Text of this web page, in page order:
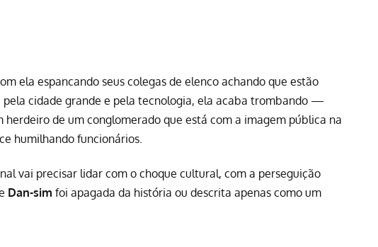
ela espancando seus colegas de elenco achando que estão
cidade grande e pela tecnologia, ela acaba trombando —
herdeiro de um conglomerado que está com a imagem pública na
humilhando funcionários.
vai precisar lidar com o choque cultural, com a perseguição
Dan-sim foi apagada da história ou descrita apenas como um